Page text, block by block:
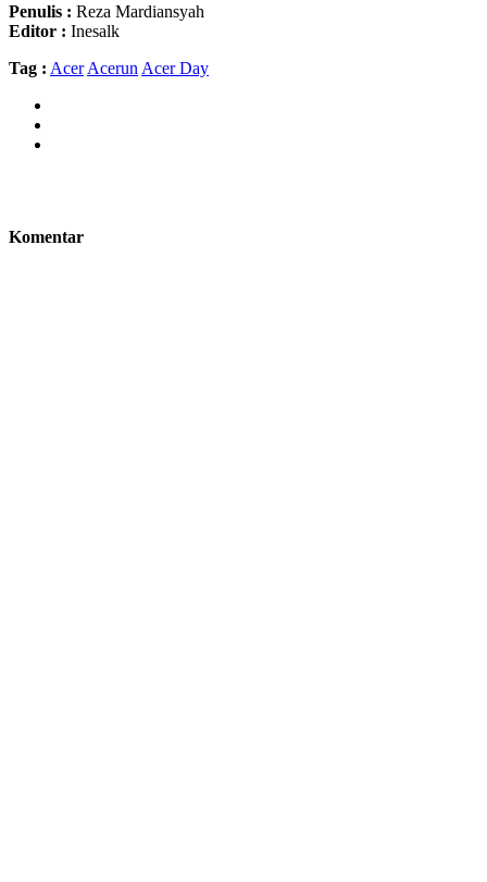
Penulis : Reza Mardiansyah
Editor : Inesalk
Tag : Acer Acerun Acer Day
Komentar